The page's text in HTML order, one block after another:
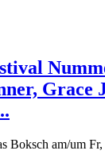
Grace
Boksch am/um